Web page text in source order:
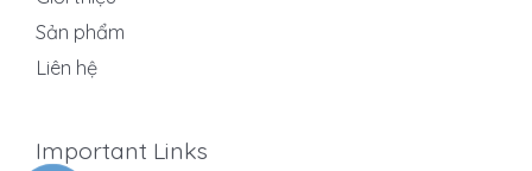
Sản phẩm
Liên hệ
Important Links